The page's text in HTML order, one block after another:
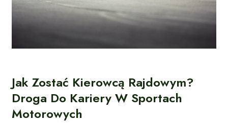
Jak Zostać Kierowcą Rajdowym?
Droga Do Kariery W Sportach
Motorowych